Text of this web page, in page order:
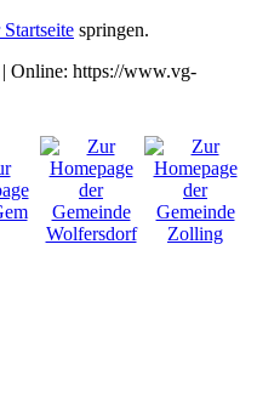
springen.
| Online: https://www.vg-